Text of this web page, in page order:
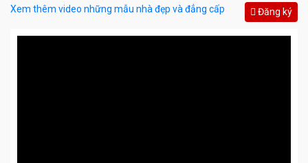
Xem thêm video những mẫu nhà đẹp và đẳng cấp Đăng ký